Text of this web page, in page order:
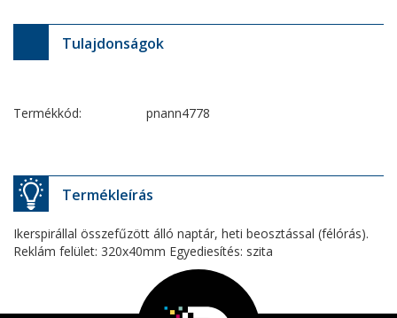
Tulajdonságok
Termékkód: pnann4778
Termékleírás
Ikerspirállal összefűzött álló naptár, heti beosztással (félórás).
Reklám felület: 320x40mm Egyediesítés: szita